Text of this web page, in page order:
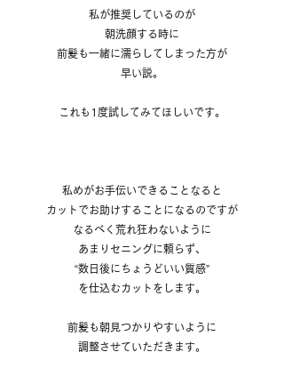
私が推奨しているのが
朝洗顔する時に
前髪も一緒に濡らしてしまった方が
早い説。
これも1度試してみてほしいです。
私めがお手伝いできることなると
カットでお助けすることになるのですが
なるべく荒れ狂わないように
あまりセニングに頼らず、
“数日後にちょうどいい質感”
を仕込むカットをします。
前髪も朝見つかりやすいように
調整させていただきます。